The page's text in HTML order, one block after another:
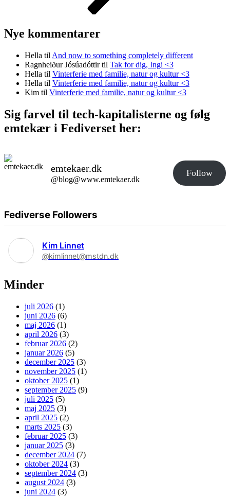
Nye kommentarer
Hella til And now to something completely different
Ragnheiður Jósúadóttirtil Tak for dig, Ingi <3
Hella til Vinterferie med familie, natur og kultur <3
Hella til Vinterferie med familie, natur og kultur <3
Kim til Vinterferie med familie, natur og kultur <3
Sig farvel til tech-kapitalisterne og følg
emtekær i Fediverset her:
emtekaer.dk
@blog@www.emtekaer.dk
Follow
Fediverse Followers
Kim Linnet
@kimlinnet@mstdn.dk
Minder
juli 2026 (1)
juni 2026 (6)
maj 2026 (1)
april 2026 (3)
februar 2026 (2)
januar 2026 (5)
december 2025 (3)
november 2025 (1)
oktober 2025 (1)
september 2025 (9)
juli 2025 (5)
maj 2025 (3)
april 2025 (2)
marts 2025 (3)
februar 2025 (3)
januar 2025 (3)
december 2024 (7)
oktober 2024 (3)
september 2024 (3)
august 2024 (3)
juni 2024 (3)